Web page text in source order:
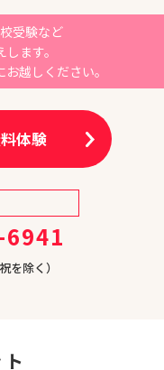
受験など
ます。
越しください。
体験
を除く）